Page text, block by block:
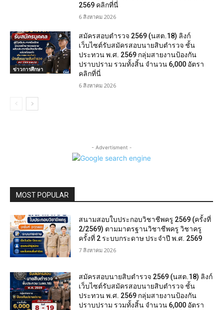
2569 คลิกที่นี่
6 สิงหาคม 2026
ข่าวการศึกษา
สมัครสอบตํารวจ 2569 (นสต.18) ลิงก์
เว็บไซต์รับสมัครสอบนายสิบตำรวจ ชั้น
ประทวน พ.ศ. 2569 กลุ่มสายงานป้องกัน
ปราบปราม รวมทั้งสิ้น จำนวน 6,000 อัตรา
คลิกที่นี่
6 สิงหาคม 2026
- Advertisment -
MOST POPULAR
สนามสอบใบประกอบวิชาชีพครู 2569 (ครั้งที่
2/2569) ตามมาตรฐานวิชาชีพครู วิชาครู
ครั้งที่ 2 ระบบกระดาษ ประจำปี พ.ศ. 2569
7 สิงหาคม 2026
สมัครสอบนายสิบตำรวจ 2569 (นสต.18) ลิงก์
เว็บไซต์รับสมัครสอบนายสิบตำรวจ ชั้น
ประทวน พ.ศ. 2569 กลุ่มสายงานป้องกัน
ปราบปราม รวมทั้งสิ้น จำนวน 6,000 อัตรา